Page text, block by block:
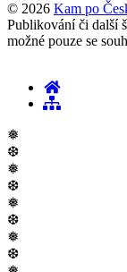
© 2026 Kam po
Publikování či další
možné pouze se
❅
❆
❅
❆
❅
❆
❅
❆